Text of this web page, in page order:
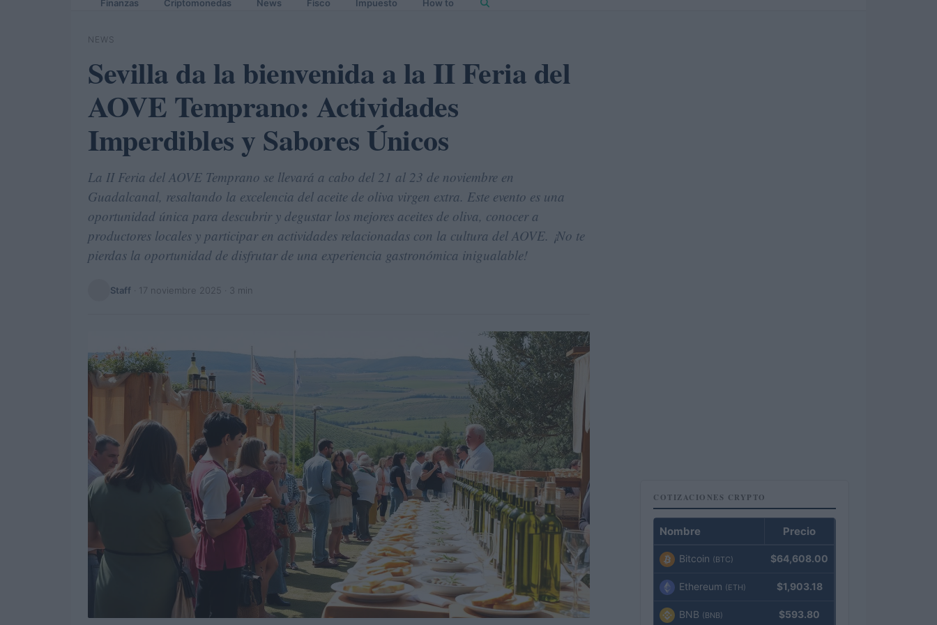
Finanzas Criptomonedas News Fisco Impuesto How to
NEWS
Sevilla da la bienvenida a la II Feria del
AOVE Temprano: Actividades
Imperdibles y Sabores Únicos
La II Feria del AOVE Temprano se llevará a cabo del 21 al 23 de noviembre en
Guadalcanal, resaltando la excelencia del aceite de oliva virgen extra. Este evento es una
oportunidad única para descubrir y degustar los mejores aceites de oliva, conocer a
productores locales y participar en actividades relacionadas con la cultura del AOVE. ¡No te
pierdas la oportunidad de disfrutar de una experiencia gastronómica inigualable!
Staff 17 noviembre 2025 · 3 min
COTIZACIONES CRYPTO
Nombre Precio
Bitcoin (BTC) $64,608.00
Ethereum (ETH) $1,903.18
BNB (BNB) $593.80